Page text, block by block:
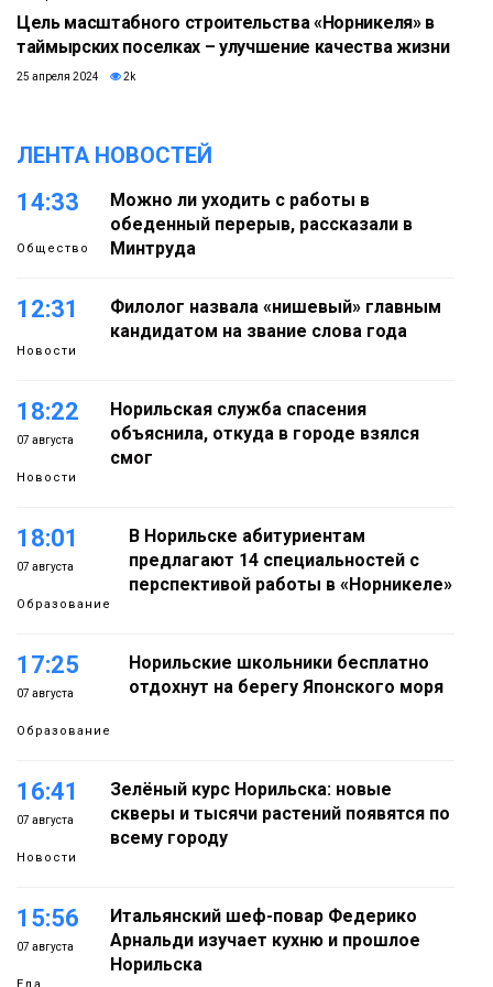
Цель масштабного строительства «Норникеля» в
таймырских поселках – улучшение качества жизни
25 апреля 2024 2k
ЛЕНТА НОВОСТЕЙ
14:33
Общество
Можно ли уходить с работы в
обеденный перерыв, рассказали в
Минтруда
12:31
Новости
Филолог назвала «нишевый» главным
кандидатом на звание слова года
18:22
07 августа
Новости
Норильская служба спасения
объяснила, откуда в городе взялся
смог
18:01
07 августа
Образование
В Норильске абитуриентам
предлагают 14 специальностей с
перспективой работы в «Норникеле»
17:25
07 августа
Образование
Норильские школьники бесплатно
отдохнут на берегу Японского моря
16:41
07 августа
Новости
Зелёный курс Норильска: новые
скверы и тысячи растений появятся по
всему городу
15:56
07 августа
Еда
Итальянский шеф-повар Федерико
Арнальди изучает кухню и прошлое
Норильска